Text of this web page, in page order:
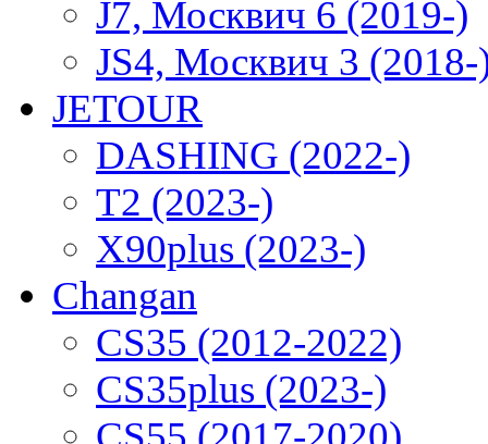
J7, Москвич 6 (2019-)
JS4, Москвич 3 (2018-
JETOUR
DASHING (2022-)
T2 (2023-)
X90plus (2023-)
Changan
CS35 (2012-2022)
CS35plus (2023-)